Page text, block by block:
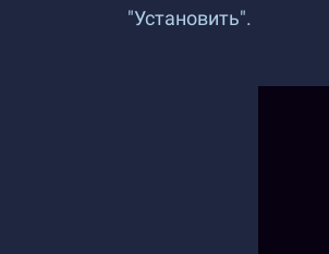
"Установить".